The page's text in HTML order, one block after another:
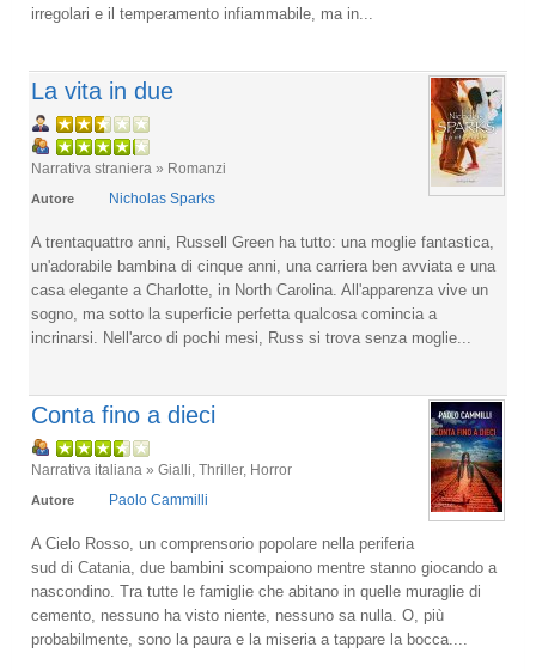
irregolari e il temperamento infiammabile, ma in...
La vita in due
Narrativa straniera » Romanzi
Autore Nicholas Sparks
A trentaquattro anni, Russell Green ha tutto: una moglie fantastica,
un'adorabile bambina di cinque anni, una carriera ben avviata e una
casa elegante a Charlotte, in North Carolina. All'apparenza vive un
sogno, ma sotto la superficie perfetta qualcosa comincia a
incrinarsi. Nell'arco di pochi mesi, Russ si trova senza moglie...
Conta fino a dieci
Narrativa italiana » Gialli, Thriller, Horror
Autore Paolo Cammilli
A Cielo Rosso, un comprensorio popolare nella periferia
sud di Catania, due bambini scompaiono mentre stanno giocando a
nascondino. Tra tutte le famiglie che abitano in quelle muraglie di
cemento, nessuno ha visto niente, nessuno sa nulla. O, più
probabilmente, sono la paura e la miseria a tappare la bocca....